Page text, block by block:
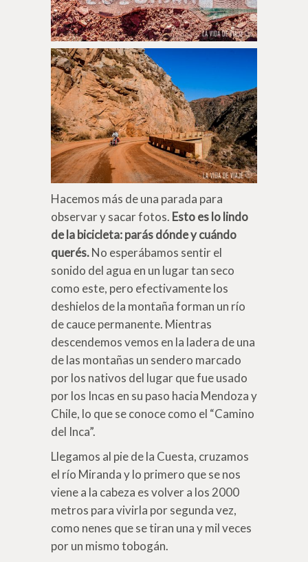
Hacemos más de una parada para
observar y sacar fotos. Esto es lo lindo
de la bicicleta: parás dónde y cuándo
querés.No esperábamos sentir el
sonido del agua en un lugar tan seco
como este, pero efectivamente los
deshielos de la montaña forman un río
de cauce permanente. Mientras
descendemos vemos en la ladera de una
de las montañas un sendero marcado
por los nativos del lugar que fue usado
por los Incas en su paso hacia Mendoza y
Chile, lo que se conoce como el “Camino
del Inca”.
Llegamos al pie de la Cuesta, cruzamos
el río Miranda y lo primero que se nos
viene a la cabeza es volver a los 2000
metros para vivirla por segunda vez,
como nenes que se tiran una y mil veces
por un mismo tobogán.